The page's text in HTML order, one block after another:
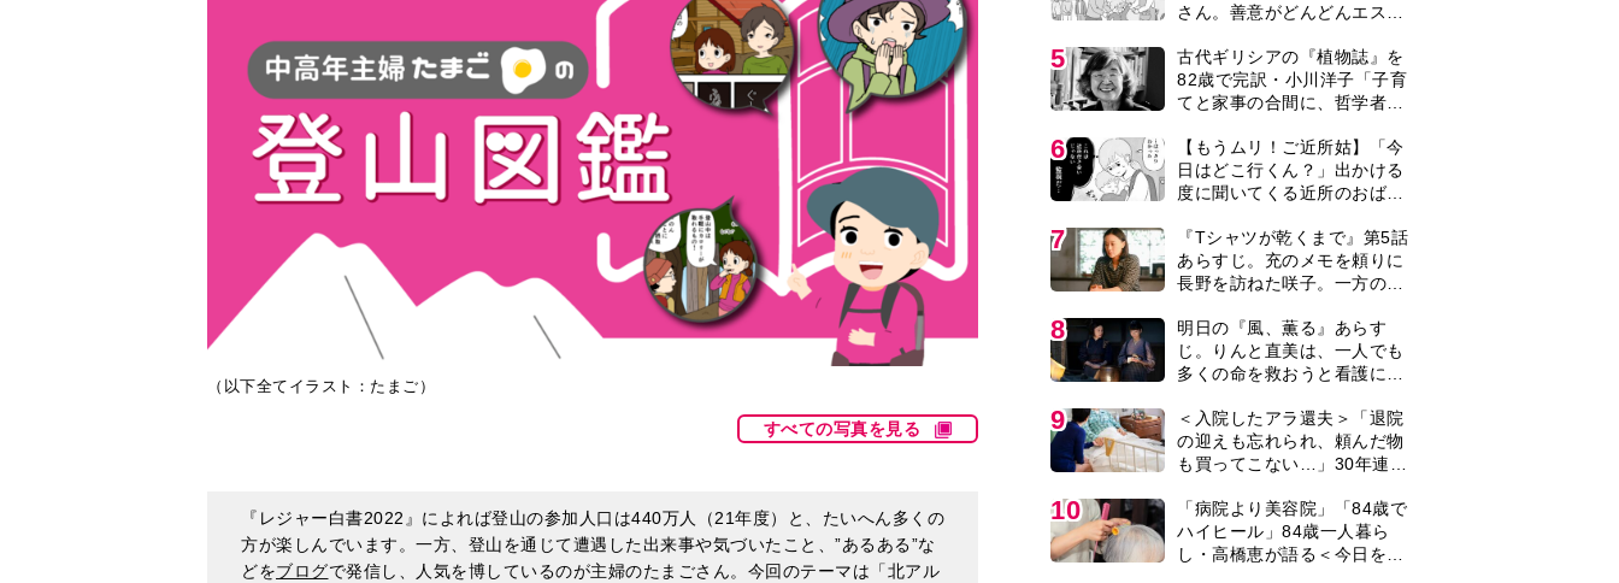
（以下全てイラスト：たまご）
すべての写真を見る
『レジャー白書2022』によれば登山の参加人口は440万人（21年度）と、たいへん多くの
方が楽しんでいます。一方、登山を通じて遭遇した出来事や気づいたこと、”あるある”な
どをブログで発信し、人気を博しているのが主婦のたまごさん。今回のテーマは「北アル
さん。善意がどんどんエスカ
5
古代ギリシアの『植物誌』を
82歳で完訳・小川洋子「子育
てと家事の合間に、哲学者テ
年」
6
【もうムリ！ご近所姑】「今
日はどこ行くん？」出かける
度に聞いてくる近所のおばさ
まり…【第1話】
7
『Tシャツが乾くまで』第5話
あらすじ。充のメモを頼りに
長野を訪ねた咲子。一方の樹
タバレあり＞
8
明日の『風、薫る』あらす
じ。りんと直美は、一人でも
多くの命を救おうと看護に奮
タバレあり＞
9
＜入院したアラ還夫＞「退院
の迎えも忘れられ、頼んだ物
も買ってこない…」30年連れ
った時こそ助け合うのが夫婦
では」との訴えに女性たちの
反応は…
10
「病院より美容院」「84歳で
ハイヒール」84歳一人暮ら
し・高橋恵が語る＜今日を少